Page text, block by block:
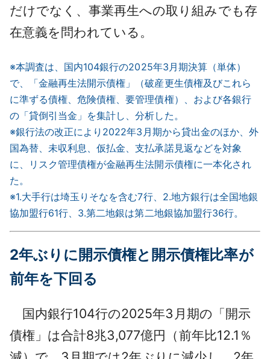
だけでなく、事業再生への取り組みでも存
在意義を問われている。
※本調査は、国内104銀行の2025年3月期決算（単体）
で、「金融再生法開示債権」（破産更生債権及びこれら
に準ずる債権、危険債権、要管理債権）、および各銀行
の「貸倒引当金」を集計し、分析した。
※銀行法の改正により2022年3月期から貸出金のほか、外
国為替、未収利息、仮払金、支払承諾見返などを対象
に、リスク管理債権が金融再生法開示債権に一本化され
た。
※1.大手行は埼玉りそなを含む7行、2.地方銀行は全国地銀
協加盟行61行、3.第二地銀は第二地銀協加盟行36行。
2年ぶりに開示債権と開示債権比率が
前年を下回る
国内銀行104行の2025年3月期の「開示
債権」は合計8兆3,077億円（前年比12.1％